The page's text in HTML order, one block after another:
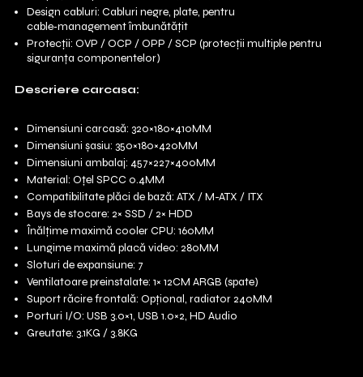
Design cabluri: Cabluri negre, plate, pentru
cable‑management îmbunătățit
Protecții: OVP / OCP / OPP / SCP (protecții multiple pentru
siguranța componentelor)
Descriere carcasa:
Dimensiuni carcasă: 320×180×410MM
Dimensiuni șasiu: 350×180×420MM
Dimensiuni ambalaj: 457×227×400MM
Material: Oțel SPCC 0.4MM
Compatibilitate plăci de bază: ATX / M-ATX / ITX
Bays de stocare: 2× SSD / 2× HDD
Înălțime maximă cooler CPU: 160MM
Lungime maximă placă video: 280MM
Sloturi de expansiune: 7
Ventilatoare preinstalate: 1× 12CM ARGB (spate)
Suport răcire frontală: Opțional, radiator 240MM
Porturi I/O: USB 3.0×1, USB 1.0×2, HD Audio
Greutate: 3.1KG / 3.8KG